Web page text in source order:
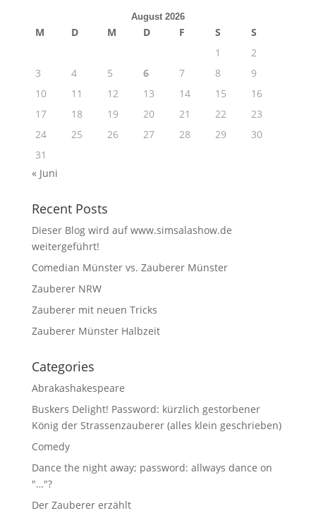
August 2026
M D M D F S
S
1
2
3
4 5 6 7 8
9
10
11 12 13 14 15
16
17
18 19 20 21 22
23
24
25 26 27 28 29
30
31
« Juni
Recent Posts
Dieser Blog wird auf www.simsalashow.de
weitergeführt!
Comedian Münster vs. Zauberer Münster
Zauberer NRW
Zauberer mit neuen Tricks
Zauberer Münster Halbzeit
Categories
Abrakashakespeare
Buskers Delight! Password: kürzlich gestorbener
König der Strassenzauberer (alles klein geschrieben)
Comedy
Dance the night away; password: allways dance on
"…"?
Der Zauberer erzählt